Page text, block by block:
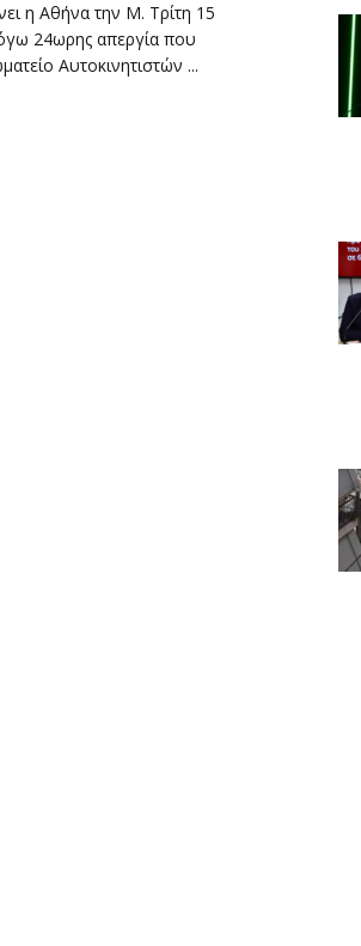
η Αθήνα την Μ. Τρίτη 15
24ωρης απεργία που
Αυτοκινητιστών ...